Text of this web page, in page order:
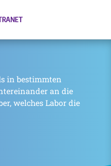
in bestimmten
an die
welches Labor die